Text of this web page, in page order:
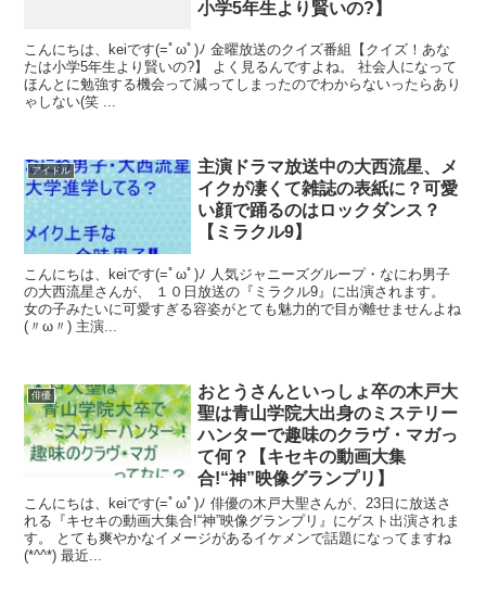
小学5年生より賢いの?】
こんにちは、keiです(=ﾟωﾟ)ﾉ 金曜放送のクイズ番組【クイズ！あな
たは小学5年生より賢いの?】 よく見るんですよね。 社会人になって
ほんとに勉強する機会って減ってしまったのでわからないったらあり
ゃしない(笑 ...
アイドル
主演ドラマ放送中の大西流星、メ
イクが凄くて雑誌の表紙に？可愛
い顔で踊るのはロックダンス？
【ミラクル9】
こんにちは、keiです(=ﾟωﾟ)ﾉ 人気ジャニーズグループ・なにわ男子
の大西流星さんが、 １０日放送の『ミラクル9』に出演されます。
女の子みたいに可愛すぎる容姿がとても魅力的で目が離せませんよね
(〃ω〃) 主演...
俳優
おとうさんといっしょ卒の木戸大
聖は青山学院大出身のミステリー
ハンターで趣味のクラヴ・マガっ
て何？【キセキの動画大集
合!“神”映像グランプリ】
こんにちは、keiです(=ﾟωﾟ)ﾉ 俳優の木戸大聖さんが、23日に放送さ
れる『キセキの動画大集合!“神”映像グランプリ』にゲスト出演されま
す。 とても爽やかなイメージがあるイケメンで話題になってますね
(*^^*) 最近...